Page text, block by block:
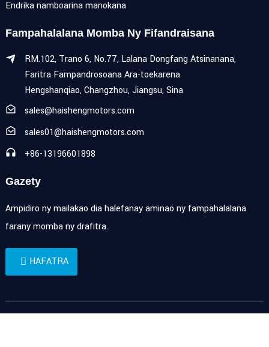
Endrika namboarina manokana
Fampahalalana Momba Ny Fifandraisana
RM.102, Trano 6, No.77, Lalana Dongfang Atsinanana,
Faritra Fampandrosoana Ara-toekarena
Hengshanqiao, Changzhou, Jiangsu, Sina
sales@haishengmotors.com
sales01@haishengmotors.com
+86-13196601898
Gazety
Ampidiro ny mailakao dia halefanay aminao ny fampahalalana
farany momba ny drafitra.
HAFATRA